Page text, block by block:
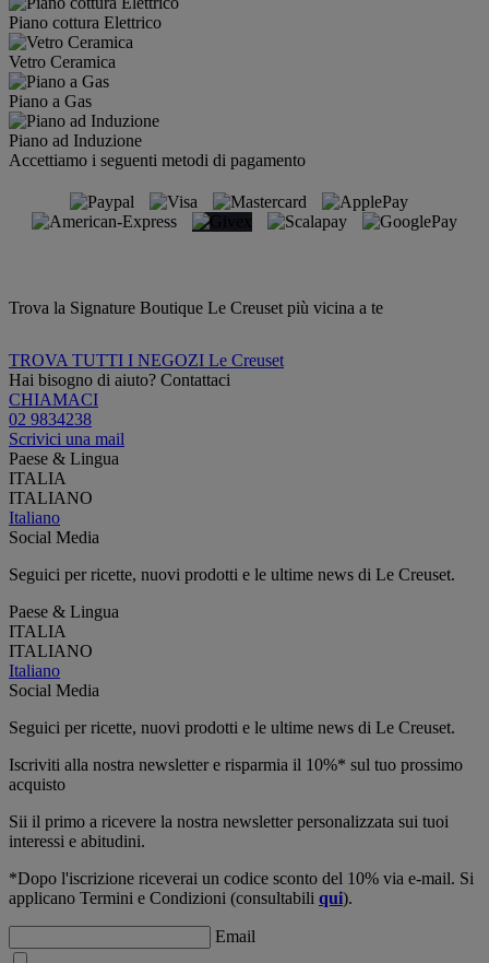
Piano cottura Elettrico
Vetro Ceramica
Piano a Gas
Piano ad Induzione
Accettiamo i seguenti metodi di pagamento
Trova la Signature Boutique Le Creuset più vicina a te
TROVA TUTTI I NEGOZI Le Creuset
Hai bisogno di aiuto? Contattaci
CHIAMACI
02 9834238
Scrivici una mail
Paese & Lingua
ITALIA
ITALIANO
Italiano
Social Media
Seguici per ricette, nuovi prodotti e le ultime news di Le Creuset.
Paese & Lingua
ITALIA
ITALIANO
Italiano
Social Media
Seguici per ricette, nuovi prodotti e le ultime news di Le Creuset.
Iscriviti alla nostra newsletter e risparmia il 10%* sul tuo prossimo
acquisto
Sii il primo a ricevere la nostra newsletter personalizzata sui tuoi
interessi e abitudini.
*Dopo l'iscrizione riceverai un codice sconto del 10% via e-mail. Si
applicano Termini e Condizioni (consultabili qui).
Email